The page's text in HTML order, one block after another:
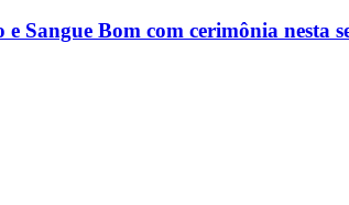
Sangue Bom com cerimônia nesta